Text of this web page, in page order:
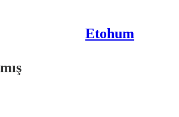
Etohum